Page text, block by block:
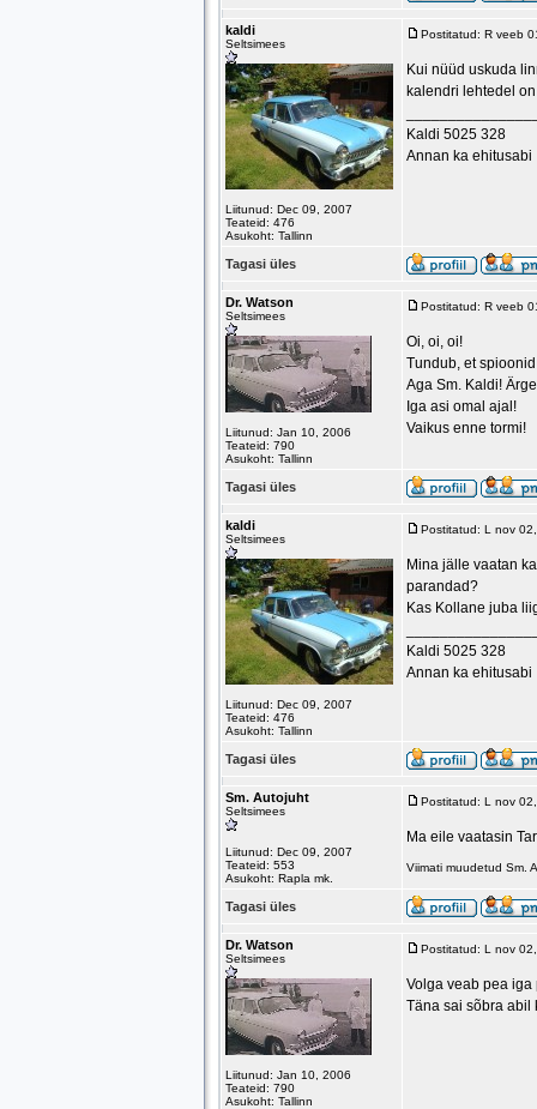
kaldi
Seltsimees
Liitunud: Dec 09, 2007
Teateid: 476
Asukoht: Tallinn
Postitatud: R veeb
Kui nüüd uskuda
kalendri lehtedel
Kaldi 5025 328
Annan ka ehitusabi
Tagasi üles
Dr. Watson
Seltsimees
Liitunud: Jan 10, 2006
Teateid: 790
Asukoht: Tallinn
Postitatud: R veeb
Oi, oi, oi!
Tundub, et
Aga Sm. Kaldi!
Iga asi omal ajal!
Vaikus enne tormi!
Tagasi üles
kaldi
Seltsimees
Liitunud: Dec 09, 2007
Teateid: 476
Asukoht: Tallinn
Postitatud: L nov
Mina jälle vaatan
parandad?
Kas Kollane juba
Kaldi 5025 328
Annan ka ehitusabi
Tagasi üles
Sm. Autojuht
Seltsimees
Liitunud: Dec 09, 2007
Teateid: 553
Asukoht: Rapla mk.
Postitatud: L nov
Ma eile vaatasin
Viimati muudetud Sm.
Tagasi üles
Dr. Watson
Seltsimees
Liitunud: Jan 10, 2006
Teateid: 790
Asukoht: Tallinn
Postitatud: L nov
Volga veab pea iga
Täna sai sõbra abil